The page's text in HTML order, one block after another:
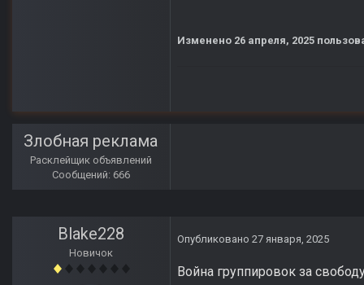
Изменено 26 апреля, 2025
Злобная реклама
Расклейщик объявлений
Сообщений: 666
Blake228
Новичок
Опубликовано 27 января, 2025
Война группировок за